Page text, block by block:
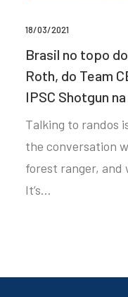
18/03/2021
Brasil no topo
Roth, do Team
IPSC Shotgun
Talking to randos
the conversation
forest ranger, and
It’s…